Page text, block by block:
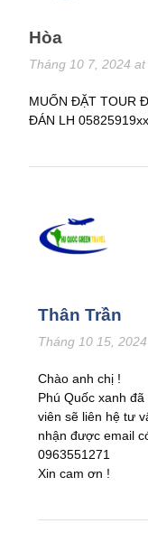
Hòa
Tháng 10 7, 2024
MUỐN ĐẶT TOUR
ĐÁN LH 05825919xx
Thân Trần
Tháng 10 15,
Chào anh chị !
Phú Quốc xanh
viên sẽ liên hệ tư
nhận được email
0963551271
Xin cam ơn !